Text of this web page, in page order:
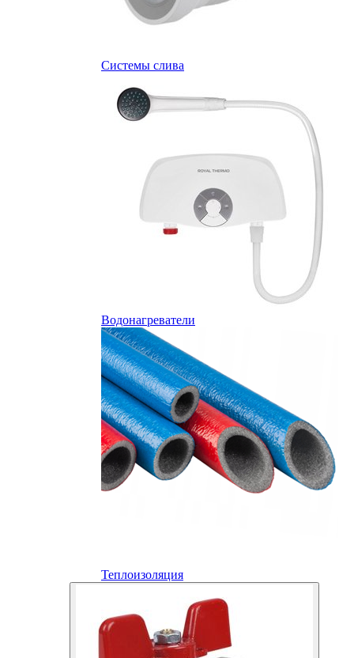
Системы слива
Водонагреватели
Теплоизоляция